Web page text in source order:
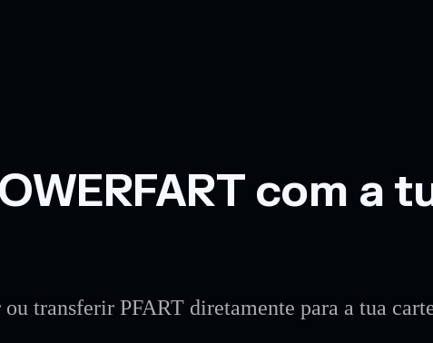
com a
transferir PFART diretamente para a tua